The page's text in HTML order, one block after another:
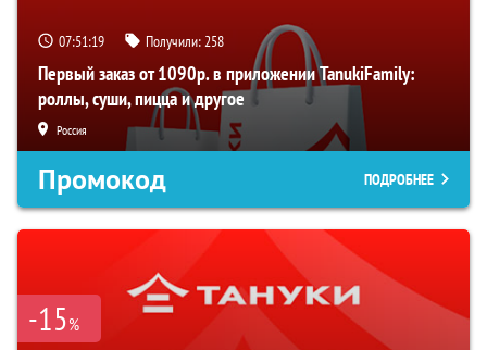
07:51:18 Получили:258
Первый заказ от 1090р. в приложении TanukiFamily:
роллы, суши, пицца и другое
Россия
Промокод ПОДРОБНЕЕ
-15%